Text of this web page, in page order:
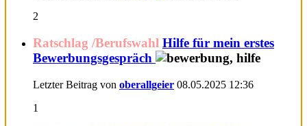
2
Ratschlag /Berufswahl Hilfe für mein erstes
Bewerbungsgespräch
Letzter Beitrag von oberallgeier 08.05.2025 12:36
1